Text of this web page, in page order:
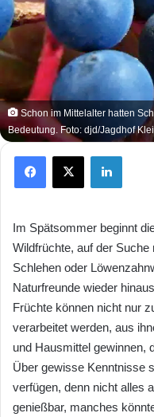
Schon im Mittelalter hatten
Bedeutung. Foto: djd/Jagdhof
X
Im Spätsommer beginnt
Wildfrüchte, auf der Suche
Schlehen oder
Naturfreunde wieder
Früchte können nicht nur
verarbeitet werden, aus
und Hausmittel gewinnen,
Über gewisse Kenntnisse
verfügen, denn nicht alles
genießbar, manches